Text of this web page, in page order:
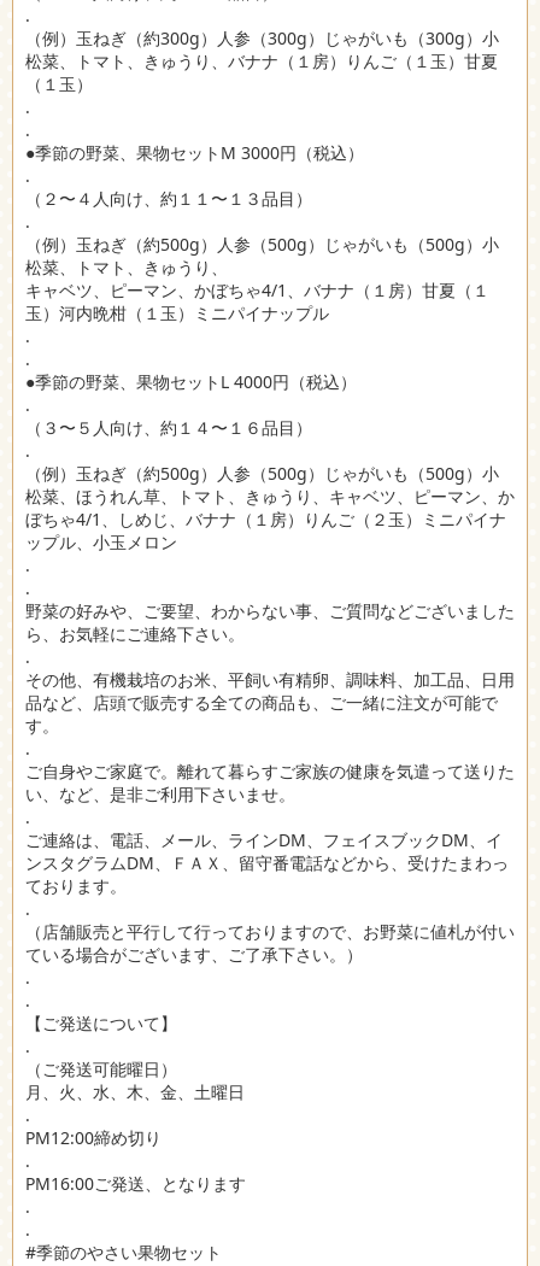
.
（例）玉ねぎ（約300g）人参（300g）じゃがいも（300g）小
松菜、トマト、きゅうり、バナナ（１房）りんご（１玉）甘夏
（１玉）
.
.
●季節の野菜、果物セットM 3000円（税込）
.
（２〜４人向け、約１１〜１３品目）
.
（例）玉ねぎ（約500g）人参（500g）じゃがいも（500g）小
松菜、トマト、きゅうり、
キャベツ、ピーマン、かぼちゃ4/1、バナナ（１房）甘夏（１
玉）河内晩柑（１玉）ミニパイナップル
.
.
●季節の野菜、果物セットL 4000円（税込）
.
（３〜５人向け、約１４〜１６品目）
.
（例）玉ねぎ（約500g）人参（500g）じゃがいも（500g）小
松菜、ほうれん草、トマト、きゅうり、キャベツ、ピーマン、か
ぼちゃ4/1、しめじ、バナナ（１房）りんご（２玉）ミニパイナ
ップル、小玉メロン
.
.
野菜の好みや、ご要望、わからない事、ご質問などございました
ら、お気軽にご連絡下さい。
.
その他、有機栽培のお米、平飼い有精卵、調味料、加工品、日用
品など、店頭で販売する全ての商品も、ご一緒に注文が可能で
す。
.
ご自身やご家庭で。離れて暮らすご家族の健康を気遣って送りた
い、など、是非ご利用下さいませ。
.
ご連絡は、電話、メール、ラインDM、フェイスブックDM、イ
ンスタグラムDM、ＦＡＸ、留守番電話などから、受けたまわっ
ております。
.
（店舗販売と平行して行っておりますので、お野菜に値札が付い
ている場合がございます、ご了承下さい。）
.
.
【ご発送について】
.
（ご発送可能曜日）
月、火、水、木、金、土曜日
.
PM12:00締め切り
.
PM16:00ご発送、となります
.
.
#季節のやさい果物セット